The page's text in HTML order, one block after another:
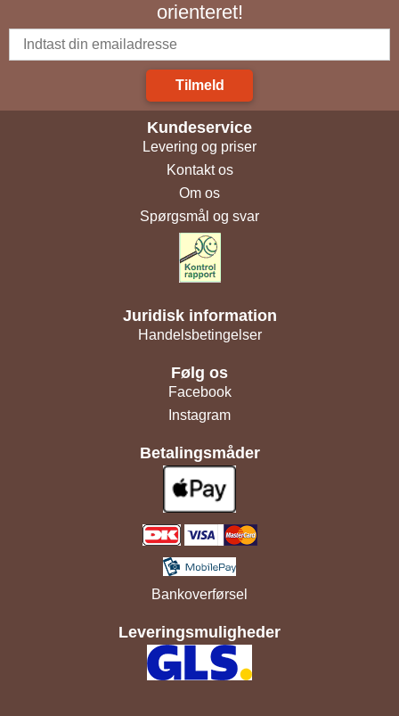
orienteret!
Tilmeld
Kundeservice
Levering og priser
Kontakt os
Om os
Spørgsmål og svar
Juridisk information
Handelsbetingelser
Følg os
Facebook
Instagram
Betalingsmåder
Bankoverførsel
Leveringsmuligheder